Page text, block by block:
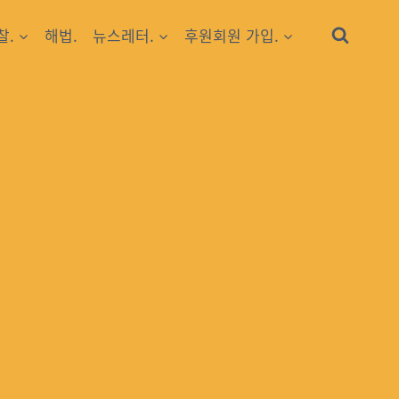
. 해법. 뉴스레터. 후원회원 가입.